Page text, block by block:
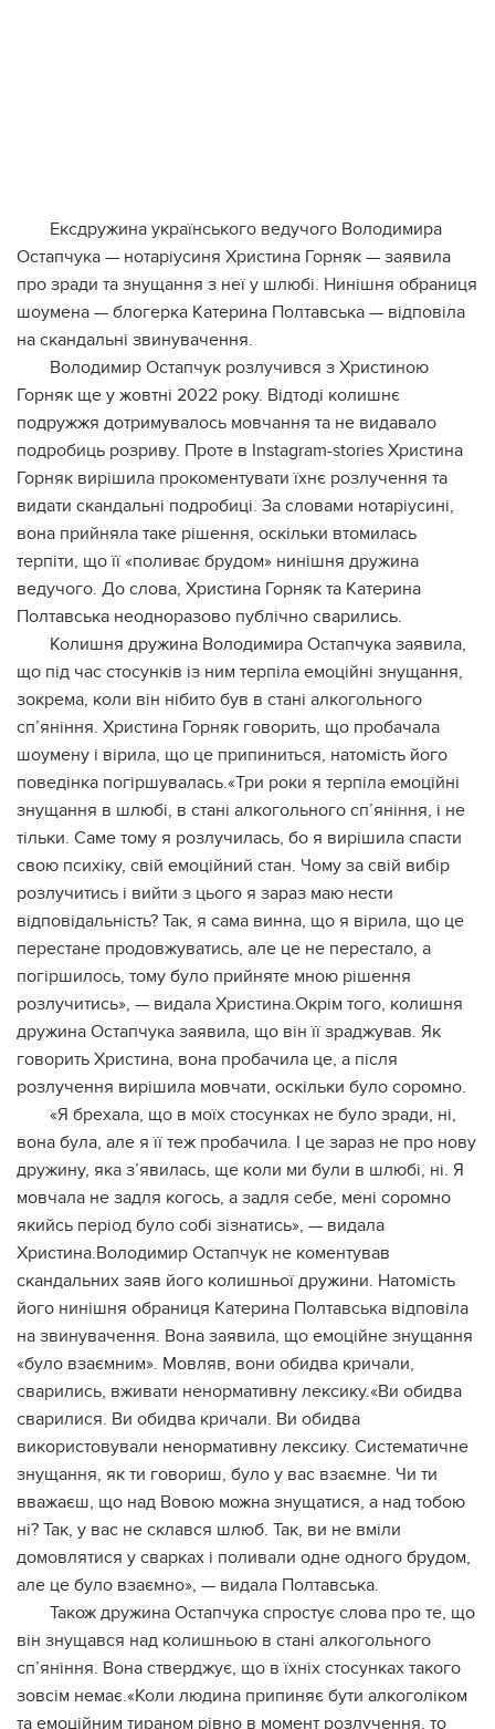
Ексдружина українського ведучого Володимира
Остапчука — нотаріусиня Христина Горняк — заявила
про зради та знущання з неї у шлюбі. Нинішня обраниця
шоумена — блогерка Катерина Полтавська — відповіла
на скандальні звинувачення.
Володимир Остапчук розлучився з Христиною
Горняк ще у жовтні 2022 року. Відтоді колишнє
подружжя дотримувалось мовчання та не видавало
подробиць розриву. Проте в Instagram-stories Христина
Горняк вирішила прокоментувати їхнє розлучення та
видати скандальні подробиці. За словами нотаріусині,
вона прийняла таке рішення, оскільки втомилась
терпіти, що її «поливає брудом» нинішня дружина
ведучого. До слова, Христина Горняк та Катерина
Полтавська неодноразово публічно сварились.
Колишня дружина Володимира Остапчука заявила,
що під час стосунків із ним терпіла емоційні знущання,
зокрема, коли він нібито був в стані алкогольного
сп’яніння. Христина Горняк говорить, що пробачала
шоумену і вірила, що це припиниться, натомість його
поведінка погіршувалась.«Три роки я терпіла емоційні
знущання в шлюбі, в стані алкогольного сп’яніння, і не
тільки. Саме тому я розлучилась, бо я вирішила спасти
свою психіку, свій емоційний стан. Чому за свій вибір
розлучитись і вийти з цього я зараз маю нести
відповідальність? Так, я сама винна, що я вірила, що це
перестане продовжуватись, але це не перестало, а
погіршилось, тому було прийняте мною рішення
розлучитись», — видала Христина.Окрім того, колишня
дружина Остапчука заявила, що він її зраджував. Як
говорить Христина, вона пробачила це, а після
розлучення вирішила мовчати, оскільки було соромно.
«Я брехала, що в моїх стосунках не було зради, ні,
вона була, але я її теж пробачила. І це зараз не про нову
дружину, яка з’явилась, ще коли ми були в шлюбі, ні. Я
мовчала не задля когось, а задля себе, мені соромно
якийсь період було собі зізнатись», — видала
Христина.Володимир Остапчук не коментував
скандальних заяв його колишньої дружини. Натомість
його нинішня обраниця Катерина Полтавська відповіла
на звинувачення. Вона заявила, що емоційне знущання
«було взаємним». Мовляв, вони обидва кричали,
сварились, вживати ненормативну лексику.«Ви обидва
сварилися. Ви обидва кричали. Ви обидва
використовували ненормативну лексику. Систематичне
знущання, як ти говориш, було у вас взаємне. Чи ти
вважаєш, що над Вовою можна знущатися, а над тобою
ні? Так, у вас не склався шлюб. Так, ви не вміли
домовлятися у сварках і поливали одне одного брудом,
але це було взаємно», — видала Полтавська.
Також дружина Остапчука спростує слова про те, що
він знущався над колишньою в стані алкогольного
сп’яніння. Вона стверджує, що в їхніх стосунках такого
зовсім немає.«Коли людина припиняє бути алкоголіком
та емоційним тираном рівно в момент розлучення, то